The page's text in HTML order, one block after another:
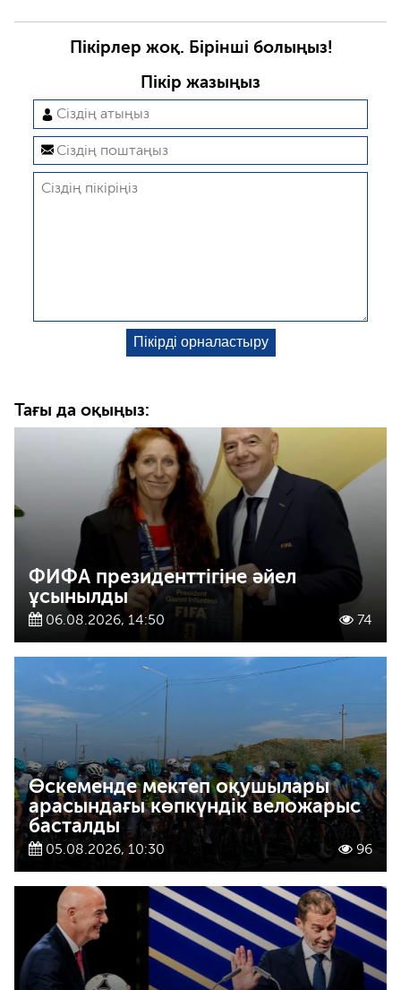
Пікірлер жоқ. Бірінші болыңыз!
Пікір жазыңыз
Тағы да оқыңыз:
ФИФА президенттігіне әйел
ұсынылды
06.08.2026, 14:50 74
Өскеменде мектеп оқушылары
арасындағы көпкүндік веложарыс
басталды
05.08.2026, 10:30 96